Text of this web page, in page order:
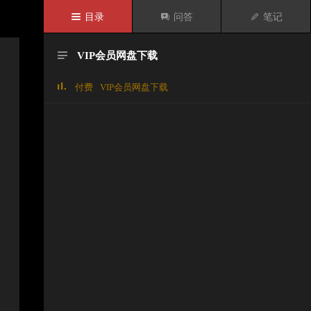
 目录  问答  笔记
 VIP会员网盘下载
付费 VIP会员网盘下载